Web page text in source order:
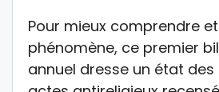
Pour mieux comprendre
phénomène, ce premier
annuel dresse un état des